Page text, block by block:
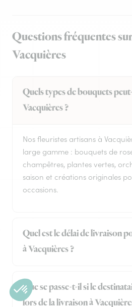
Questions fréquentes
Vacquières
Quels types de bouquets
Vacquières ?
Nos fleuristes artisans à
large gamme : bouquets de
champêtres, plantes vertes,
saison et créations originales
occasions.
Quel est le délai de livraison
à Vacquières ?
Que se passe-t-il si le
lors de la livraison à